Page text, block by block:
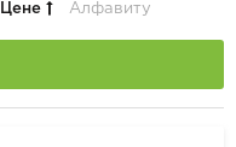
Цене Алфавиту